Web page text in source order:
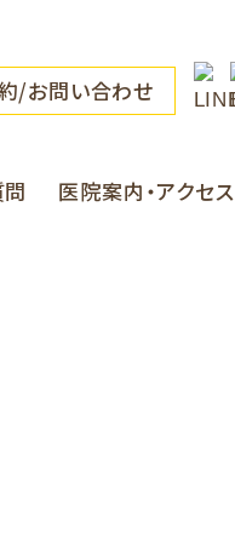
/お問い合わせ
医院案内・アクセス